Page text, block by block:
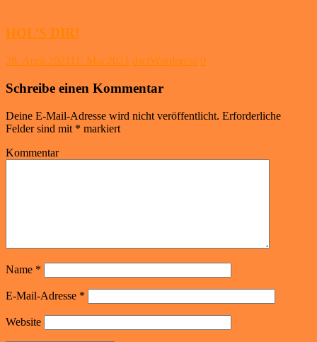
HOL’S DIR!
28. April 2021 11. Mai 2021 dwfWordpress 0
Schreibe einen Kommentar
Deine E-Mail-Adresse wird nicht veröffentlicht. Erforderliche
Felder sind mit * markiert
Kommentar
Name *
E-Mail-Adresse *
Website